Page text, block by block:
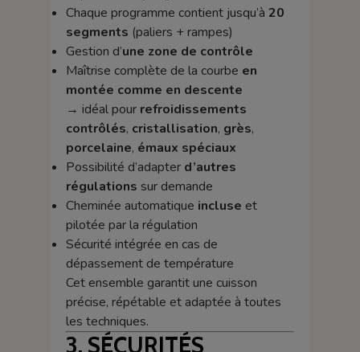
Chaque programme contient jusqu’à 20
segments (paliers + rampes)
Gestion d’une zone de contrôle
Maîtrise complète de la courbe en
montée comme en descente
→ idéal pour refroidissements
contrôlés, cristallisation, grès,
porcelaine, émaux spéciaux
Possibilité d’adapter d’autres
régulations sur demande
Cheminée automatique incluse et
pilotée par la régulation
Sécurité intégrée en cas de
dépassement de température
Cet ensemble garantit une cuisson
précise, répétable et adaptée à toutes
les techniques.
3. SÉCURITÉS